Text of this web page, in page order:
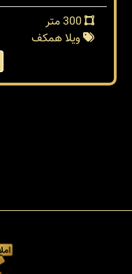
ویلا همکف